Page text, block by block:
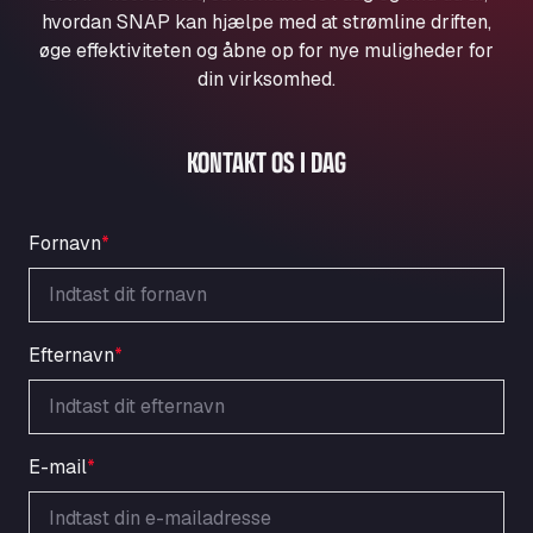
Aqua Ariva GmbH
Marie-Curie-Straße 24, 68219
Aral Autohof Bockel
Oppelner Str. 1, 31167
Nellinger Str. 24, 89188
ARAL Autohof Preis
Schellweilerstraße 1, 66871
ARAL Tankstelle - XXL Truckwash.de
GmbH
Ardleigh South Services
Area 47 Hermanos Rico
Autovia A4 km 47, 28300
hvordan SNAP kan hjælpe med at strømline driften,
øge effektiviteten og åbne op for nye muligheder for
din virksomhed.
KONTAKT OS I DAG
Fornavn*
Efternavn*
E-mail*